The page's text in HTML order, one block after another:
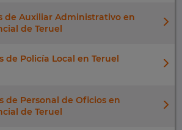
de Auxiliar Administrativo en
de Teruel
de Policía Local en Teruel
de Personal de Oficios en
de Teruel